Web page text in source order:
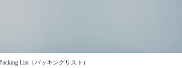
List（パッキングリスト）